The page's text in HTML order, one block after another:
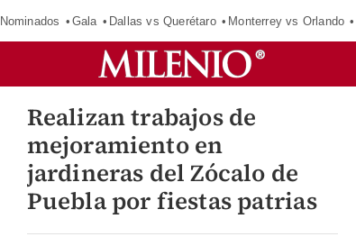
Nominados Gala Dallas vs Querétaro Monterrey vs Orlando
Realizan trabajos de
mejoramiento en
jardineras del Zócalo de
Puebla por fiestas patrias